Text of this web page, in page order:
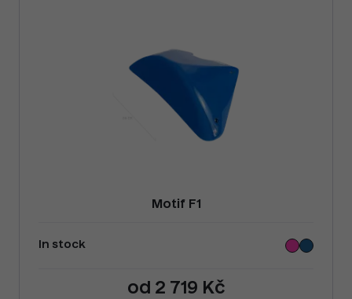
Motif F1
In stock
od 2 719 Kč